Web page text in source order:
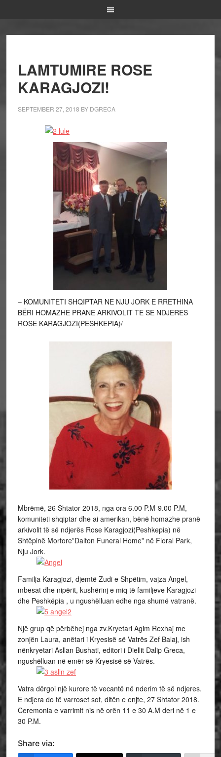
LAMTUMIRE ROSE
KARAGJOZI!
SEPTEMBER 27, 2018 BY DGRECA
– KOMUNITETI SHQIPTAR NE NJU JORK E RRETHINA
BËRI HOMAZHE PRANE ARKIVOLIT TE SE NDJERES
ROSE KARAGJOZI(PESHKEPIA)/
Mbrëmë, 26 Shtator 2018, nga ora 6.00 P.M-9.00 P.M,
komuniteti shqiptar dhe ai amerikan, bënë homazhe pranë
arkivolit të së ndjerës Rose Karagjozi(Peshkepia) në
Shtëpinë Mortore”Dalton Funeral Home” në Floral Park,
Nju Jork.
Familja Karagjozi, djemtë Zudi e Shpëtim, vajza Angel,
mbesat dhe nipërit, kushërinj e miq të familjeve Karagjozi
dhe Peshkëpia , u ngushëlluan edhe nga shumë vatranë.
Një grup që përbëhej nga zv.Kryetari Agim Rexhaj me
zonjën Laura, anëtari i Kryesisë së Vatrës Zef Balaj, ish
nënkryetari Asllan Bushati, editori i Diellit Dalip Greca,
ngushëlluan në emër së Kryesisë së Vatrës.
Vatra dërgoi një kurore të vecantë në nderim të së ndjeres.
E ndjera do të varroset sot, ditën e enjte, 27 Shtator 2018.
Ceremonia e varrimit nis në orën 11 e 30 A.M deri në 1 e
30 P.M.
Share via: